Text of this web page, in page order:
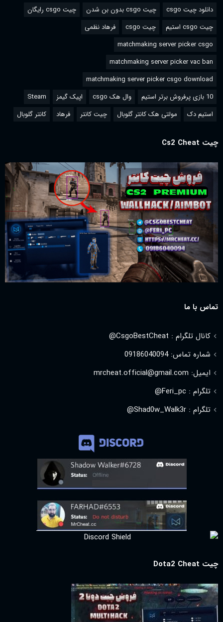
دانلود چیت csgo چیت csgo بدون بن شدن
چیت csgo رایگان
چیت csgo استیم
چیت csgo
فرهاد نظمی
matchmaking server picker csgo
matchmaking server picker vac ban
matchmaking server picker csgo download
10 بازی پرفروش برتر استیم
وال هک csgo اپیک گیمز
Steam
استیم دک
مولتی هک کانتر گلوبال چیت کانتر فرهاد کانتر گلوبال
چیت Cs2 Cheat
تماس با ما
کانال تلگرام : CsgoBestCheat@
شماره تماس: 09186040094
ایمیل: mrcheat.official@gmail.com
تلگرام : Feri_pc@
تلگرام : Shad0w_Walk3r@
چیت Dota2 Cheat